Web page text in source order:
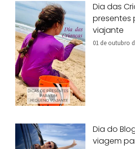
Dia das
presentes
viajante
01 de outubro
Dia do
viagem